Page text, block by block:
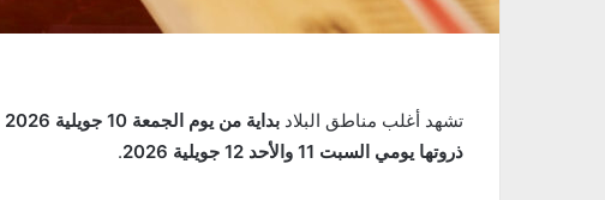
تشهد أغلب مناطق البلاد بداية من يوم الجمعة 10 جويلية 2026
ذروتها يومي السبت 11 والأحد 12 جويلية 2026
.